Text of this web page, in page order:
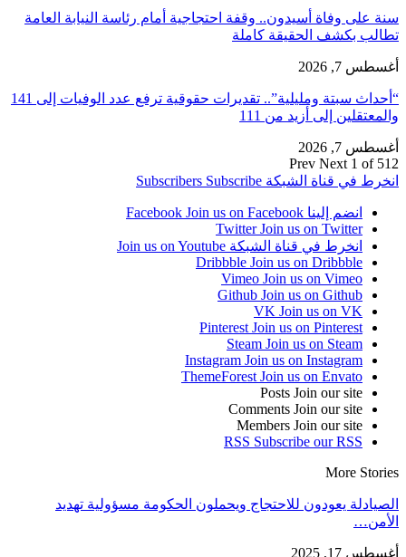
سنة على وفاة أسيدون.. وقفة احتجاجية أمام رئاسة النيابة العامة
تطالب بكشف الحقيقة كاملة
أغسطس 7, 2026
“أحداث سبتة ومليلية”.. تقديرات حقوقية ترفع عدد الوفيات إلى 141
والمعتقلين إلى أزيد من 111
أغسطس 7, 2026
Prev Next 1 of 512
انخرط في قناة الشبكة
Subscribers Subscribe
انضم إلينا Facebook Join us on Facebook
Twitter Join us on Twitter
انخرط في قناة الشبكة Join us on Youtube
Dribbble Join us on Dribbble
Vimeo Join us on Vimeo
Github Join us on Github
VK Join us on VK
Pinterest Join us on Pinterest
Steam Join us on Steam
Instagram Join us on Instagram
ThemeForest Join us on Envato
Posts Join our site
Comments Join our site
Members Join our site
RSS Subscribe our RSS
More Stories
الصيادلة يعودون للاحتجاج ويحملون الحكومة مسؤولية تهديد
الأمن…
أغسطس 17, 2025